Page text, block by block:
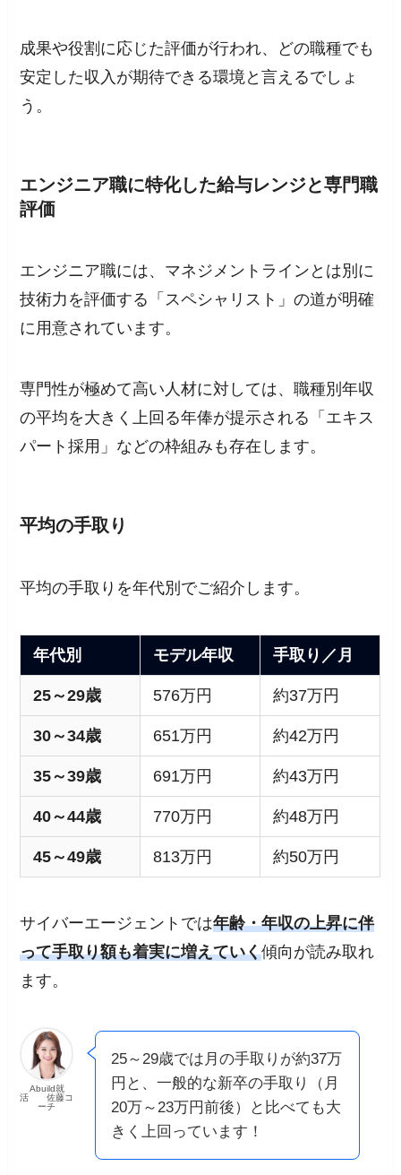
成果や役割に応じた評価が行われ、どの職種でも
安定した収入が期待できる環境と言えるでしょ
う。
エンジニア職に特化した給与レンジと専門職
評価
エンジニア職には、マネジメントラインとは別に
技術力を評価する「スペシャリスト」の道が明確
に用意されています。
専門性が極めて高い人材に対しては、職種別年収
の平均を大きく上回る年俸が提示される「エキス
パート採用」などの枠組みも存在します。
平均の手取り
平均の手取りを年代別でご紹介します。
年代別 モデル年収 手取り／月
25～29歳 576万円 約37万円
30～34歳 651万円 約42万円
35～39歳 691万円 約43万円
40～44歳 770万円 約48万円
45～49歳 813万円 約50万円
サイバーエージェントでは年齢・年収の上昇に伴
って手取り額も着実に増えていく傾向が読み取れ
ます。
Abuild就
活 佐藤コ
ーチ
25～29歳では月の手取りが約37万
円と、一般的な新卒の手取り（月
20万～23万円前後）と比べても大
きく上回っています！